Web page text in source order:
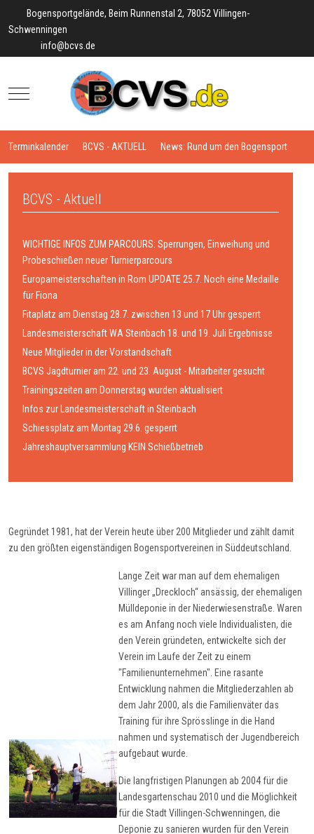
Bogensportgelände, Beim Runnenstal 2, 78052 Villingen-
Schwenningen
info@bcvs.de
Mobile Menu Toggle
Terminkalender BCVS - AKTUELL News: Rund um den Bogensport
BCVS - Aktuell
WICHTIGE INFOS ZUM PARCOURS: Sperrungen, Einweihung und
Probeschießen neuer Turnierparcours
Europameisterschaften in Rom UPDATE 25.7. Noch eine Medaille
für Fiona
Fitaplatz am Dienstag 28.7. zwischen 13 und 17 Uhr gesperrt
Landesmeisterschaft WA Steinbach 18. und 19. Juli Ergebnisse
Neue Mitglieder in der Vorstandschaft
BCVS Jagdturnier am 22. und 23. August - Mitarbeiter gesucht
Trainingszeiten am Donnerstag wurden aktualisiert
Infos zur Landesmeisterschaft in Steinbach
Schiessplatz am Montag 29.6. gesperrt
Jahreshauptversammlung KEIN Schießbetrieb
Gegründet 1981, hat der Verein heute über 200 Mitglieder und zählt damit
zu den größten eigenständigen Bogensportvereinen in Süddeutschland.
Lange Zeit war man auf dem ehemaligen
Villinger „Dreckloch“ ansässig, der ehemaligen
Mülldeponie in der Niederwiesenstraße. Waren
es am Anfang noch viele Individualisten, die
den Verein gründeten, entwickelte sich der
Verein im Laufe der Zeit zu einem
"Familienunternehmen". Eine rasante
Entwicklung nahmen die Mitgliederzahlen ab
dem Jahr 2000, als die Familienväter das
Training für ihre Sprösslinge in die Hand
nahmen und systematisch der Jugendbereich
aufgebaut wurde.
Die langfristigen Planungen ab 2004 für die
Landesgartenschau 2010 und die Möglichkeit
für die Stadt Villingen-Schwenningen, die
Deponie zu sanieren wurden für den Verein